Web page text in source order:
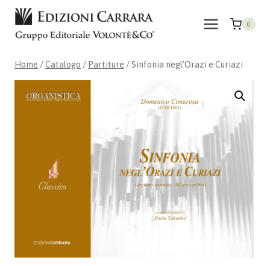
Salta
contenuto
0
Home /Catalogo / Partiture / Sinfonia negl’Orazi e Curiazi